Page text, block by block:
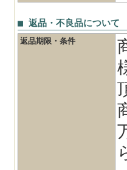
■ 返品・不良品について
返品期限・条件